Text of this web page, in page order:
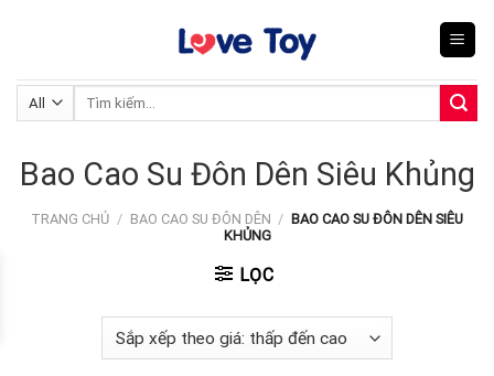
Tìm
Bao Cao Su Đôn Dên Siêu Khủng
TRANG CHỦ / BAO CAO SU ĐÔN DÊN / BAO CAO SU ĐÔN DÊN SIÊU
KHỦNG
LỌC